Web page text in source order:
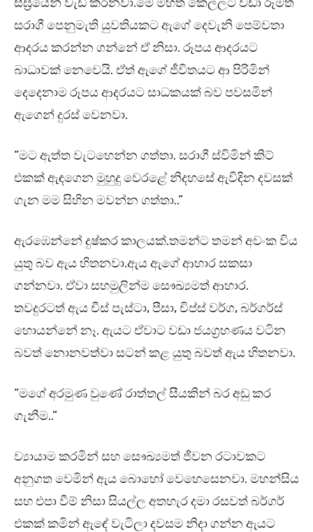
සරාගී පෙනුමැති යුවතියකට ඇගේ දෙවැනි පෙම්වතා
ආදරය කරන්න ගන්නේ ඒ නිසා. රූපය ආදරයට
බාධාවක් නෙවෙයි. ඒත් ඇගේ ජීවිතයට ආ පිරිමින්
දෙදෙනාම රූපය ආදරයට සාධකයක් බව පවසමින්
ඇගෙන් දුරස් වෙනවා.
“මට ඇත්ත වැටහෙන්න ගත්තා. සරාගී ස්විමින් කිට්
එකක් ඇඳගෙන මුහුදු වෙරළේ නිදහසේ ඇවිදින දවසක්
ගැන මම සිහින මවන්න ගත්තා..”
ඇරඹෙන්නේ දුෂ්කර කාලයක්.තමන්ට තමන් අවංක විය
යුතු බව ඇය හිතනවා.ඇය ඇගේ ආහාර සකසා
ගන්නවා. ඒවා සහමුලින්ම සෞඛ්‍යමත් ආහාර.
තවදුරටත් ඇය චීස් පැස්ටා, පීසා, චිප්ස් වර්ග, බර්ගර්ස්
හොයන්නේ නෑ. ඇයට ඒවාට වඩා ජයග්‍රහණය වටින
බවත් නොනවත්වා සටන් කළ යුතු බවත් ඇය හිතනවා.
“මගේ අරමුණ වුණේ රාත්තල් සීයකින් බර අඩු කර
ගැනීම..”
ව්‍යායාම කරමින් සහ සෞඛ්‍යමත් ජීවන රටාවකට
අනුගත වෙමින් ඇය බොහෝ වෙහෙසෙනවා. මහන්සිය
සහ එපා වීම් නිසා සියල්ල අතහැර දමා රසවත් බර්ගර්
එකක් කමින් ඇඳේ වැටිලා දවසම නිදා ගන්න ඇයට